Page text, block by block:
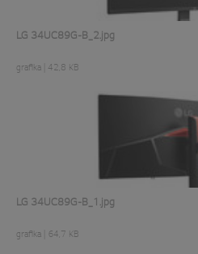
LG 34UC89G-B_2.jpg
grafika 42,8 KB
LG 34UC89G-B_1.jpg
grafika 64,7 KB